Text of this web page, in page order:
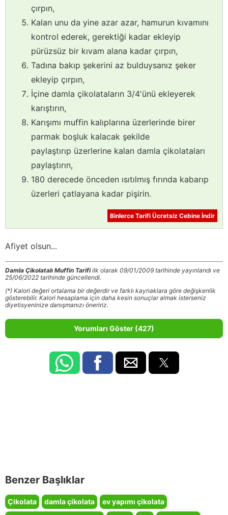
çırpın,
Kalan unu da yine azar azar, hamurun kıvamını
kontrol ederek, gerektiği kadar ekleyip
pürüzsüz bir kıvam alana kadar çırpın,
Tadına bakıp şekerini az bulduysanız şeker
ekleyip çırpın,
İçine damla çikolataların 3/4'ünü ekleyerek
karıştırın,
Karışımı muffin kalıplarına üzerlerinde birer
parmak boşluk kalacak şekilde
paylaştırıp üzerlerine kalan damla çikolataları
paylaştırın,
180 derecede önceden ısıtılmış fırında kabarıp
üzerleri çatlayana kadar pişirin.
Binlerce Tarifi Ücretsiz Cebine İndir
Afiyet olsun...
Damla Çikolatalı Muffin Tarifiilk olarak 09/01/2009 tarihinde yayınlandı ve
25/06/2022 tarihinde güncellendi.
(*) Kalori değeri ortalama bir değerdir ve farklı kaynaklara göre değişkenlik
gösterebilir. Kalori hesaplama için daha kesin sonuçlar almak isterseniz
diyetisyeninize danışmanızı öneririz.
Yorumları Göster (427)
Benzer Başlıklar
Çikolata damla çikolata
ev yapımı çikolata